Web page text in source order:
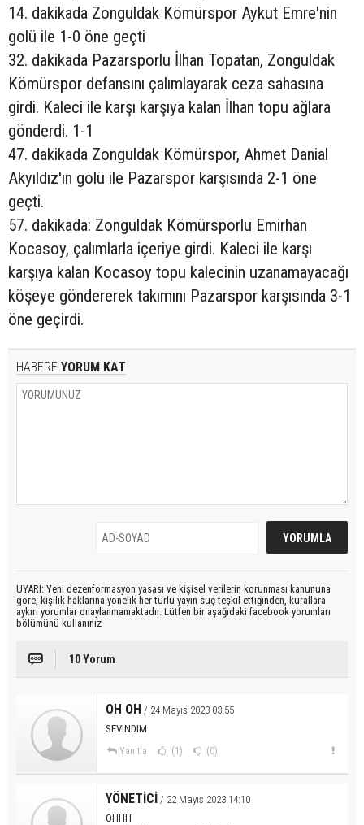
14. dakikada Zonguldak Kömürspor Aykut Emre'nin
golü ile 1-0 öne geçti
32. dakikada Pazarsporlu İlhan Topatan, Zonguldak
Kömürspor defansını çalımlayarak ceza sahasına
girdi. Kaleci ile karşı karşıya kalan İlhan topu ağlara
gönderdi. 1-1
47. dakikada Zonguldak Kömürspor, Ahmet Danial
Akyıldız'ın golü ile Pazarspor karşısında 2-1 öne
geçti.
57. dakikada: Zonguldak Kömürsporlu Emirhan
Kocasoy, çalımlarla içeriye girdi. Kaleci ile karşı
karşıya kalan Kocasoy topu kalecinin uzanamayacağı
köşeye göndererek takımını Pazarspor karşısında 3-1
öne geçirdi.
HABERE YORUM KAT
UYARI: Yeni dezenformasyon yasası ve kişisel verilerin korunması kanununa
göre; kişilik haklarına yönelik her türlü yayın suç teşkil ettiğinden, kurallara
aykırı yorumlar onaylanmamaktadır. Lütfen bir aşağıdaki facebook yorumları
bölümünü kullanınız
10 Yorum
OH OH / 24 Mayıs 2023 03:55
SEVINDIM
Yanıtla (1) (0)
YÖNETİCİ / 22 Mayıs 2023 14:10
OHHH